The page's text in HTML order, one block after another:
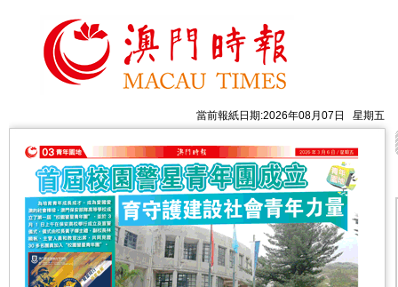
當前報紙日期:2026年08月07日 星期五